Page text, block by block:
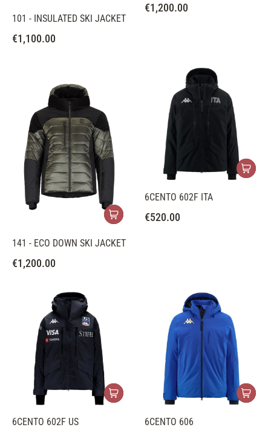
101 - INSULATED SKI JACKET
€1,100.00
€1,200.00
141 - ECO DOWN SKI JACKET
€1,200.00
6CENTO 602F ITA
€520.00
6CENTO 602F US 6CENTO 606